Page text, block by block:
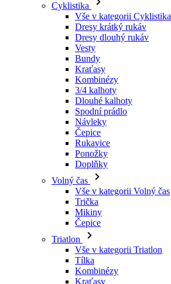
Cyklistika
Vše v kategorii Cyklistika
Dresy krátký rukáv
Dresy dlouhý rukáv
Vesty
Bundy
Kraťasy
Kombinézy
3/4 kalhoty
Dlouhé kalhoty
Spodní prádlo
Návleky
Čepice
Rukavice
Ponožky
Doplňky
Volný čas
Vše v kategorii Volný čas
Trička
Mikiny
Čepice
Triatlon
Vše v kategorii Triatlon
Tílka
Kombinézy
Kraťasy